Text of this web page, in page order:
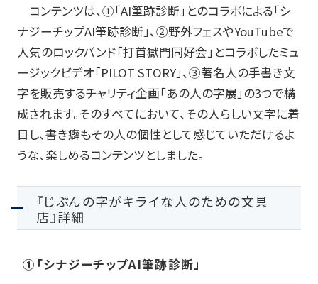
コンテンツは、①「AI筆跡診断」とのコラボによる「シ
ナジーチップAI筆跡診断」、②野外フェスやYouTubeで
人気のロックバンド「打首獄門同好会」とコラボしたミュ
ージックビデオ「PILOT STORY」、③著名人の手書き文
字を販売するチャリティ企画「あの人の字展」の3つで構
成されます。そのすべてにおいて、その人らしい文字に着
目し、書き癖もその人の個性として感じていただけるよ
うな、楽しめるコンテンツとしました。
『じぶんの字がキライな人のための文具
店』詳細
①「シナジーチップAI筆跡診断」